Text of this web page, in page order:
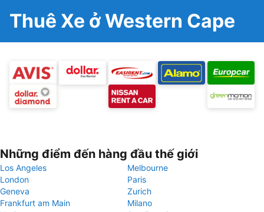
Thuê Xe ở Western Cape
Những điểm đến hàng đầu thế giới
Los Angeles
Melbourne
London
Paris
Geneva
Zurich
Frankfurt am Main
Milano